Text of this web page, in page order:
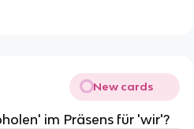
New cards
im Präsens für 'wir'?